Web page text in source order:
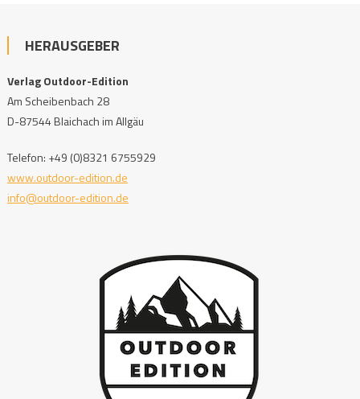
HERAUSGEBER
Verlag Outdoor-Edition
Am Scheibenbach 28
D-87544 Blaichach im Allgäu
Telefon: +49 (0)8321 6755929
www.outdoor-edition.de
info@outdoor-edition.de